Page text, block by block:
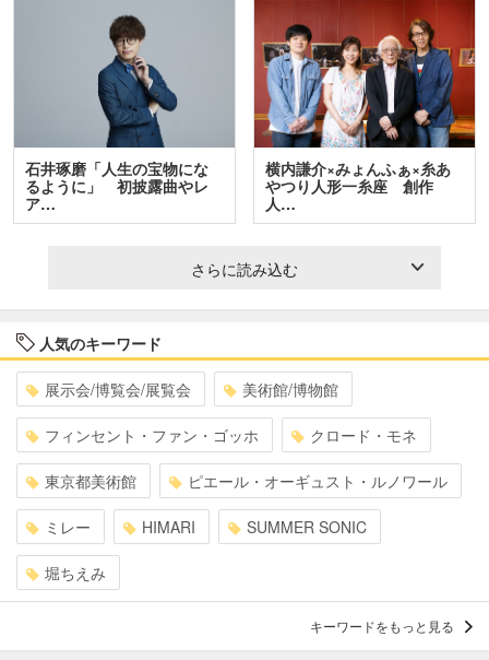
石井琢磨「人生の宝物にな
るように」 初披露曲やレ
ア…
横内謙介×みょんふぁ×糸あ
やつり人形一糸座 創作
人…
さらに読み込む
人気のキーワード
展示会/博覧会/展覧会 美術館/博物館
フィンセント・ファン・ゴッホ クロード・モネ
東京都美術館 ピエール・オーギュスト・ルノワール
ミレー HIMARI SUMMER SONIC
堀ちえみ
キーワードをもっと見る